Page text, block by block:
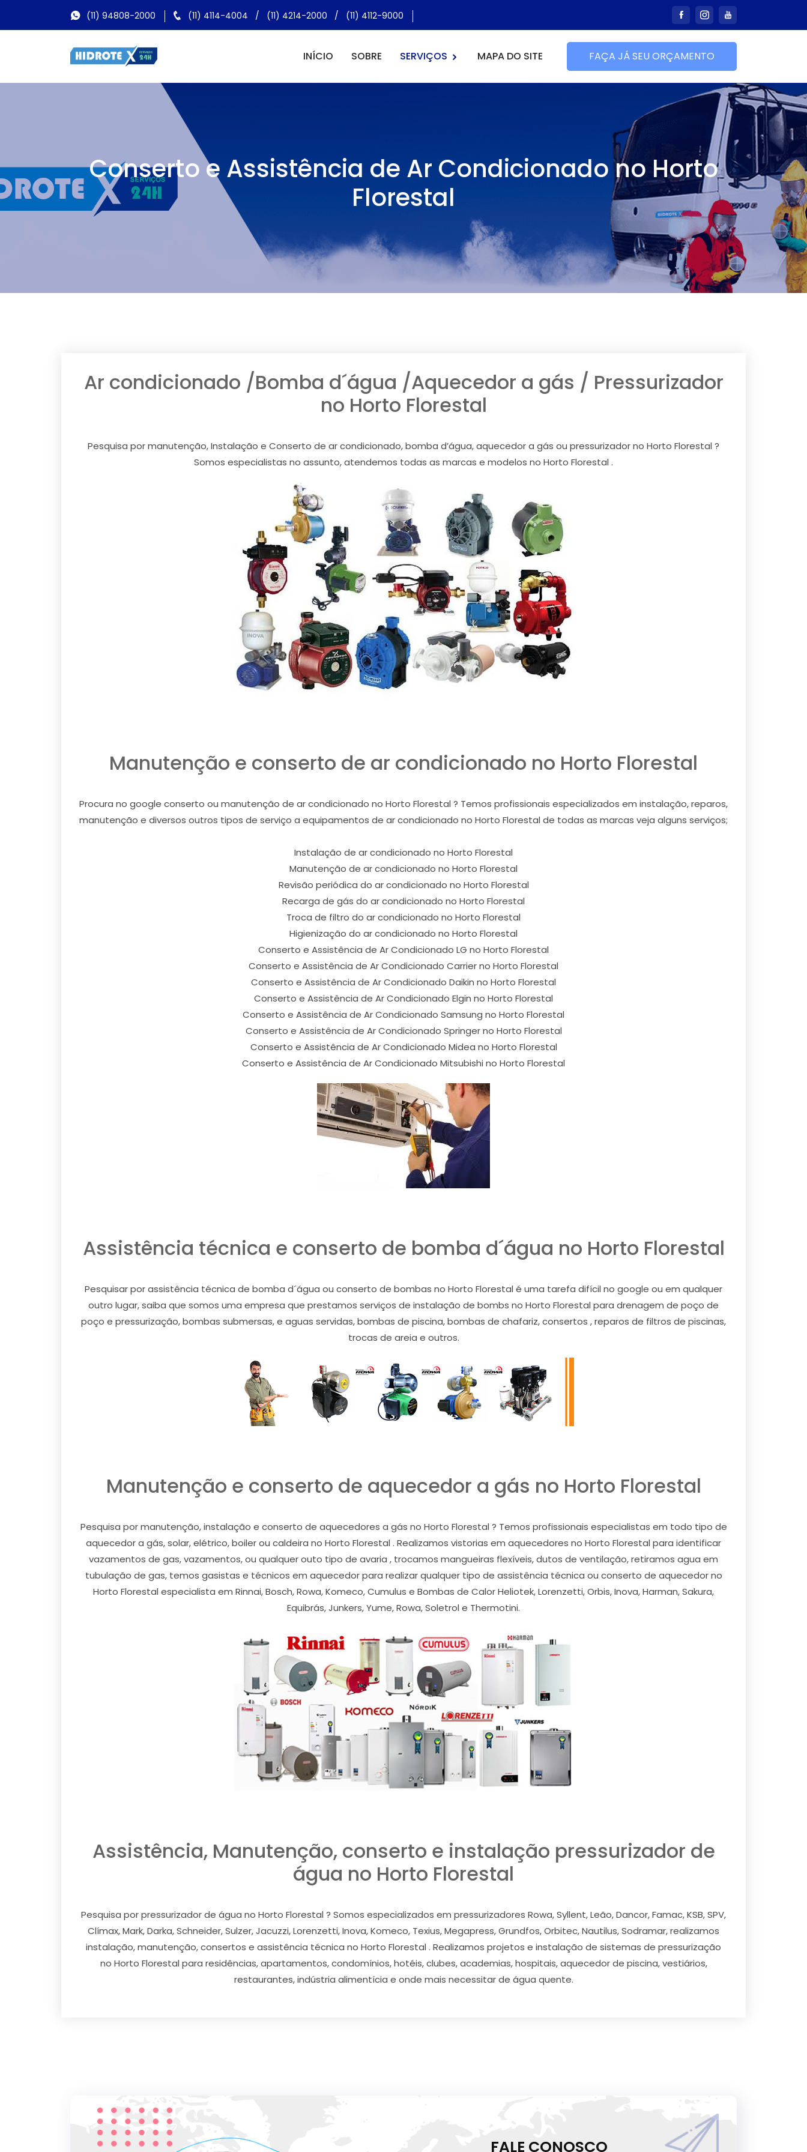
(11) 94808-2000 (11) 4114-4004 / (11) 4214-2000 / (11) 4112-9000
INÍCIO SOBRE SERVIÇOS MAPA DO SITE FAÇA JÁ SEU ORÇAMENTO
Conserto e Assistência de Ar Condicionado no Horto
Florestal
Ar condicionado /Bomba d´água /Aquecedor a gás / Pressurizador
no Horto Florestal
Pesquisa por manutenção, Instalação e Conserto de ar condicionado, bomba d’água, aquecedor a gás ou pressurizador no Horto Florestal ?
Somos especialistas no assunto, atendemos todas as marcas e modelos no Horto Florestal .
Manutenção e conserto de ar condicionado no Horto Florestal
Procura no google conserto ou manutenção de ar condicionado no Horto Florestal ? Temos profissionais especializados em instalação, reparos,
manutenção e diversos outros tipos de serviço a equipamentos de ar condicionado no Horto Florestal de todas as marcas veja alguns serviços;
Instalação de ar condicionado no Horto Florestal
Manutenção de ar condicionado no Horto Florestal
Revisão periódica do ar condicionado no Horto Florestal
Recarga de gás do ar condicionado no Horto Florestal
Troca de filtro do ar condicionado no Horto Florestal
Higienização do ar condicionado no Horto Florestal
Conserto e Assistência de Ar Condicionado LG no Horto Florestal
Conserto e Assistência de Ar Condicionado Carrier no Horto Florestal
Conserto e Assistência de Ar Condicionado Daikin no Horto Florestal
Conserto e Assistência de Ar Condicionado Elgin no Horto Florestal
Conserto e Assistência de Ar Condicionado Samsung no Horto Florestal
Conserto e Assistência de Ar Condicionado Springer no Horto Florestal
Conserto e Assistência de Ar Condicionado Midea no Horto Florestal
Conserto e Assistência de Ar Condicionado Mitsubishi no Horto Florestal
Assistência técnica e conserto de bomba d´água no Horto Florestal
Pesquisar por assistência técnica de bomba d´água ou conserto de bombas no Horto Florestal é uma tarefa difícil no google ou em qualquer
outro lugar, saiba que somos uma empresa que prestamos serviços de instalação de bombs no Horto Florestal para drenagem de poço de
poço e pressurização, bombas submersas, e aguas servidas, bombas de piscina, bombas de chafariz, consertos , reparos de filtros de piscinas,
trocas de areia e outros.
Manutenção e conserto de aquecedor a gás no Horto Florestal
Pesquisa por manutenção, instalação e conserto de aquecedores a gás no Horto Florestal ? Temos profissionais especialistas em todo tipo de
aquecedor a gás, solar, elétrico, boiler ou caldeira no Horto Florestal . Realizamos vistorias em aquecedores no Horto Florestal para identificar
vazamentos de gas, vazamentos, ou qualquer outo tipo de avaria , trocamos mangueiras flexíveis, dutos de ventilação, retiramos agua em
tubulação de gas, temos gasistas e técnicos em aquecedor para realizar qualquer tipo de assistência técnica ou conserto de aquecedor no
Horto Florestal especialista em Rinnai, Bosch, Rowa, Komeco, Cumulus e Bombas de Calor Heliotek, Lorenzetti, Orbis, Inova, Harman, Sakura,
Equibrás, Junkers, Yume, Rowa, Soletrol e Thermotini.
Assistência, Manutenção, conserto e instalação pressurizador de
água no Horto Florestal
Pesquisa por pressurizador de água no Horto Florestal ? Somos especializados em pressurizadores Rowa, Syllent, Leão, Dancor, Famac, KSB, SPV,
Clímax, Mark, Darka, Schneider, Sulzer, Jacuzzi, Lorenzetti, Inova, Komeco, Texius, Megapress, Grundfos, Orbitec, Nautilus, Sodramar, realizamos
instalação, manutenção, consertos e assistência técnica no Horto Florestal . Realizamos projetos e instalação de sistemas de pressurização
no Horto Florestal para residências, apartamentos, condomínios, hotéis, clubes, academias, hospitais, aquecedor de piscina, vestiários,
restaurantes, indústria alimentícia e onde mais necessitar de água quente.
FALE CONOSCO